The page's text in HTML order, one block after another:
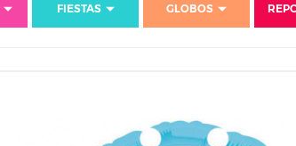
FIESTAS GLOBOS
Inicio
Fiestas